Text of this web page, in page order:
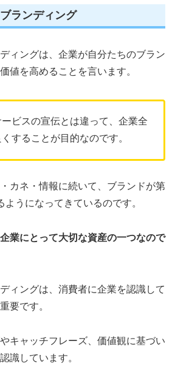
ランディング
ィングは、企業が自分たちのブラン
値を高めることを言います。
ビスの宣伝とは違って、企業全
することが目的なのです。
カネ・情報に続いて、ブランドが第
うになってきているのです。
業にとって大切な資産の一つなので
ィングは、消費者に企業を認識して
要です。
キャッチフレーズ、価値観に基づい
識しています。